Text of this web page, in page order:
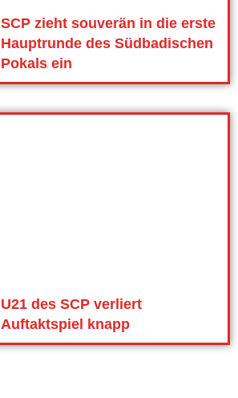
SCP zieht souverän in die erste
Hauptrunde des Südbadischen
Pokals ein
U21 des SCP verliert
Auftaktspiel knapp